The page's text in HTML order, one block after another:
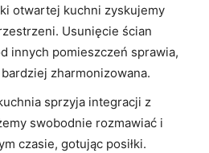
otwartej kuchni zyskujemy
Usunięcie ścian
innych pomieszczeń sprawia,
zharmonizowana.
sprzyja integracji z
swobodnie rozmawiać i
czasie, gotując posiłki.